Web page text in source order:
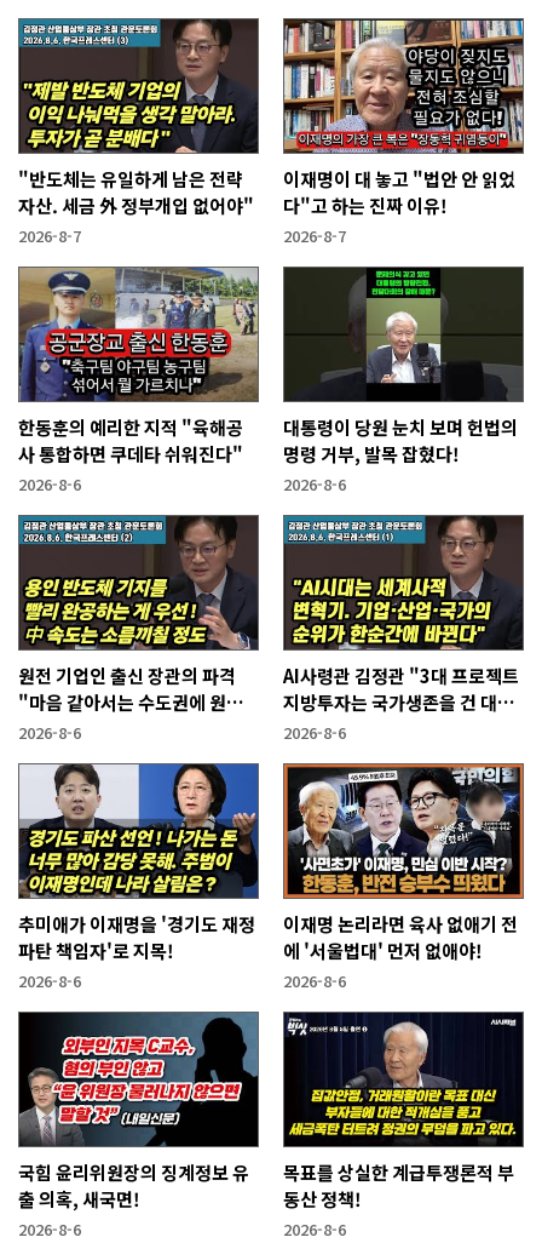
"반도체는 유일하게 남은 전략
자산. 세금 外 정부개입 없어야"
2026-8-7
이재명이 대 놓고 "법안 안 읽었
다"고 하는 진짜 이유!
2026-8-7
한동훈의 예리한 지적 "육해공
사 통합하면 쿠데타 쉬워진다"
2026-8-6
대통령이 당원 눈치 보며 헌법의
명령 거부, 발목 잡혔다!
2026-8-6
원전 기업인 출신 장관의 파격
"마음 같아서는 수도권에 원전
짓고싶다"
2026-8-6
AI사령관 김정관 "3대 프로젝트
지방투자는 국가생존을 건 대전
략"
2026-8-6
추미애가 이재명을 '경기도 재정
파탄 책임자'로 지목!
2026-8-6
이재명 논리라면 육사 없애기 전
에 '서울법대' 먼저 없애야!
2026-8-6
국힘 윤리위원장의 징계정보 유
출 의혹, 새국면!
2026-8-6
목표를 상실한 계급투쟁론적 부
동산 정책!
2026-8-6